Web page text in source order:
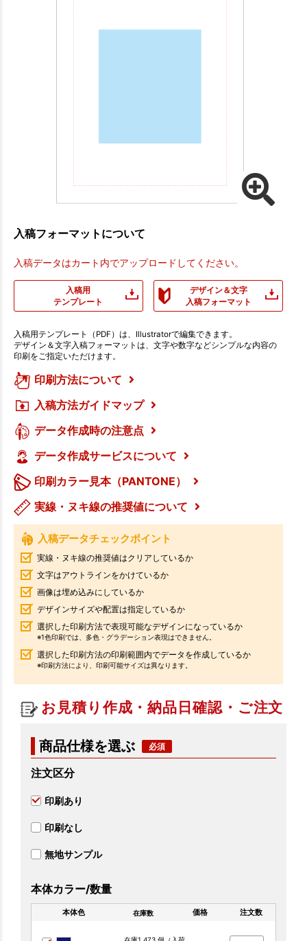
入稿フォーマットについて
入稿データはカート内でアップロードしてください。
入稿用
テンプレート
デザイン＆文字
入稿フォーマット
入稿用テンプレート（PDF）は、Illustratorで編集できます。
デザイン＆文字入稿フォーマットは、文字や数字などシンプルな内容の
印刷をご指定いただけます。
印刷方法について
入稿方法ガイドマップ
データ作成時の注意点
データ作成サービスについて
印刷カラー見本（PANTONE）
実線・ヌキ線の推奨値について
入稿データチェックポイント
実線・ヌキ線の推奨値はクリアしているか
文字はアウトラインをかけているか
画像は埋め込みにしているか
デザインサイズや配置は指定しているか
選択した印刷方法で表現可能なデザインになっているか
※1色印刷では、多色・グラデーション表現はできません。
選択した印刷方法の印刷範囲内でデータを作成しているか
※印刷方法により、印刷可能サイズは異なります。
お見積り作成・納品日確認・ご注文
商品仕様を選ぶ
注文区分
印刷あり
印刷なし
無地サンプル
本体カラー/数量
本体色 在庫数 価格 注文数